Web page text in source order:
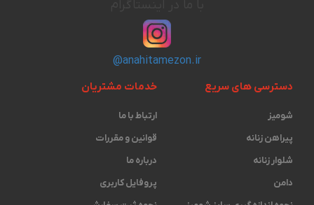
@anahitamezon.ir
دسترسی های سریع
شومیز
پیراهن زنانه
شلوار زنانه
دامن
خدمات مشتریان
ارتباط با ما
قوانین و مقررات
درباره ما
پروفایل کاربری